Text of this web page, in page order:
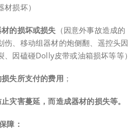
损坏）
的损坏或损失 （因意外事故造成的
伤、移动组器材的炮侧翻、遥控头因
因磕碰Dolly皮带或油箱损坏等等）
失所支付的费用 ；
灾害蔓延，而造成器材的损失等。
障：